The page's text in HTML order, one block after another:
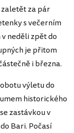
za pár
s večerním
neděli zpět do
je přitom
i března.
výletu do
historického
zastávkou v
Bari. Počasí